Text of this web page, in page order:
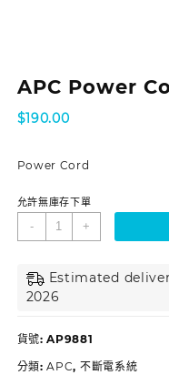
APC Power
$190.00
Power Cord
允許無庫存下單
- +
Estimated
2026
貨號:AP9881
分類:APC, 不斷電系統